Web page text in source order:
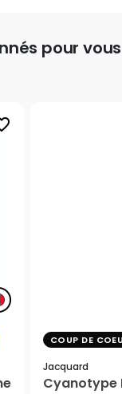
pour vous
COUP DE
Jacquard
Cyanotype